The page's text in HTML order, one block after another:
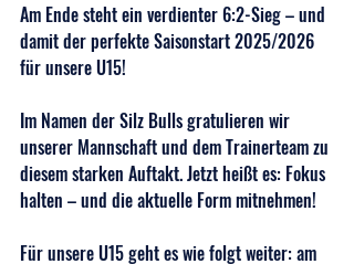
Am Ende steht ein verdienter 6:2-Sieg – und
damit der perfekte Saisonstart 2025/2026
für unsere U15!
Im Namen der Silz Bulls gratulieren wir
unserer Mannschaft und dem Trainerteam zu
diesem starken Auftakt. Jetzt heißt es: Fokus
halten – und die aktuelle Form mitnehmen!
Für unsere U15 geht es wie folgt weiter: am